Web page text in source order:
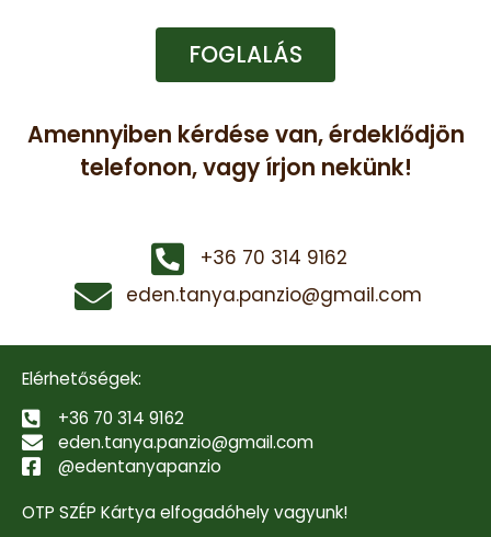
FOGLALÁS
Amennyiben kérdése van, érdeklődjön
telefonon, vagy írjon nekünk!
+36 70 314 9162
eden.tanya.panzio@gmail.com
Elérhetőségek:
+36 70 314 9162
eden.tanya.panzio@gmail.com
@edentanyapanzio
OTP SZÉP Kártya elfogadóhely vagyunk!